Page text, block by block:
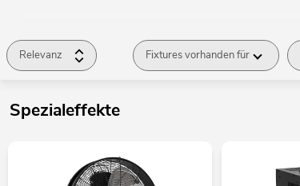
Relevanz Fixtures vorhanden für
Spezialeffekte